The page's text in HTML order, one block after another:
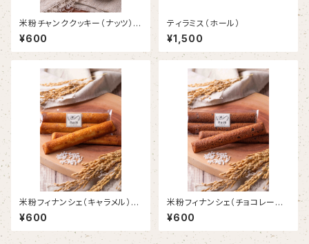
米粉チャンククッキー（ナッツ）
【グルテンフリー】
¥600
ティラミス（ホール）
¥1,500
米粉フィナンシェ（キャラメル）
【グルテンフリー】
¥600
米粉フィナンシェ（チョコレート）
【グルテンフリー】
¥600